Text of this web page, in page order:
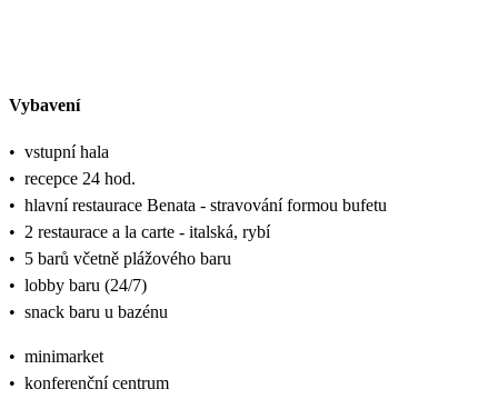
Vybavení
• vstupní hala
• recepce 24 hod.
• hlavní restaurace Benata - stravování formou bufetu
• 2 restaurace a la carte - italská, rybí
• 5 barů včetně plážového baru
• lobby baru (24/7)
• snack baru u bazénu
• minimarket
• konferenční centrum